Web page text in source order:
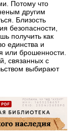
Потому что
другим
Близость
безопасности,
получить как
единства и
или брошенности.
связанных с
выбирают